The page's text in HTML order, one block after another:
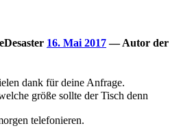
16. Mai 2017— Autor der
dank für deine Anfrage.
größe sollte der Tisch denn
telefonieren.